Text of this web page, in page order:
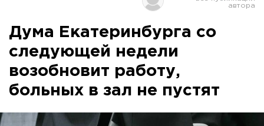
Оренбург
Дума Екатеринбурга со
следующей недели
возобновит работу,
больных в зал не пустят